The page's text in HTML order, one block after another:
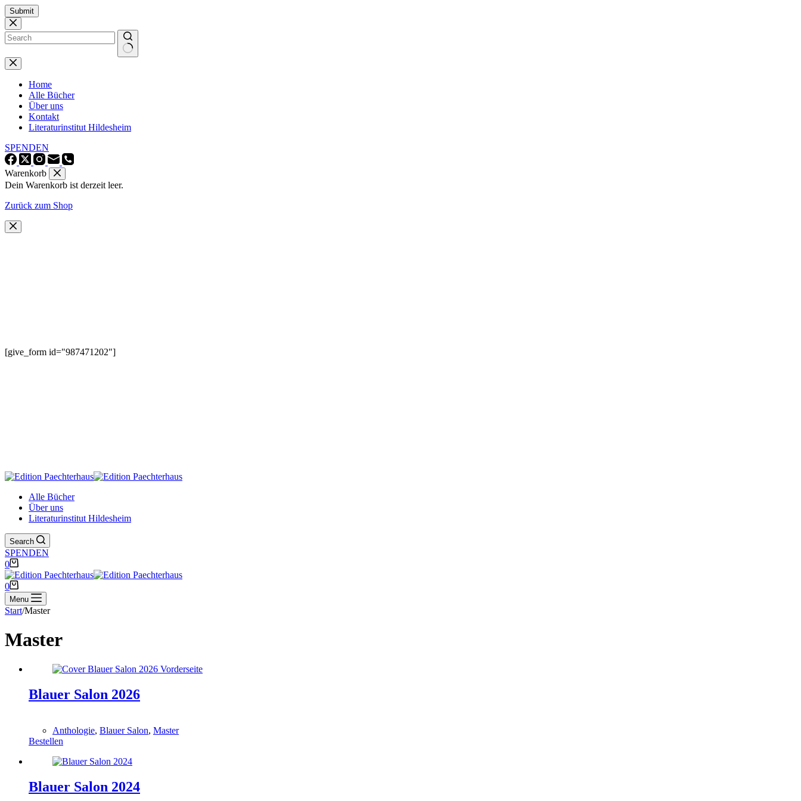
Submit Zum
Inhalt
springen
Keine
Ergebnisse
Home
Alle Bücher
Über uns
Kontakt
Literaturinstitut Hildesheim
SPENDEN
Warenkorb
Dein Warenkorb ist derzeit leer.
Zurück zum Shop
[give_form id="987471202"]
Alle Bücher
Über uns
Literaturinstitut Hildesheim
Search
SPENDEN
Warenkorb
0
Warenkorb
0
Menu
Start/Master
Master
Blauer Salon 2026
Anthologie, Blauer Salon, Master
Bestellen
Blauer Salon 2024